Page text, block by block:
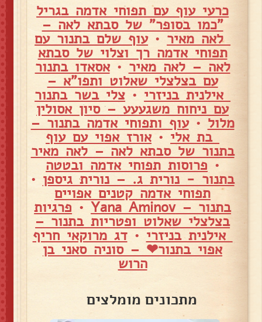
כרעי עוף עם תפוחי אדמה בגריל
"כמו בסופר" של סבתא לאה –
לאה מאיר •עוף שלם בתנור עם
תפוחי אדמה רך וצלוי של סבתא
לאה – לאה מאיר •אסאדו בתנור
עם בצלצלי שאלוט ותפו"א –
אילנית בניזרי • צלי בשר בתנור
עם ניחוח משגעעע – סיון אסולין
מלול •עוף ותפוחי אדמה בתנור –
בת אלי •אורז אפוי עם עוף
בתנור של סבתא לאה – לאה מאיר
• פרוסות תפוחי אדמה ובטטה
בתנור - נורית ג. – נורית גיספן •
תפוחי אדמה קטנים אפויים
בתנור – Yana Aminov • פרגיות
בצלצלי שאלוט ופטריות בתנור –
אילנית בניזרי •דג מרוקאי חריף
אפוי בתנור❤ – סוניה סאני בן
הרוש
מתכונים מומלצים